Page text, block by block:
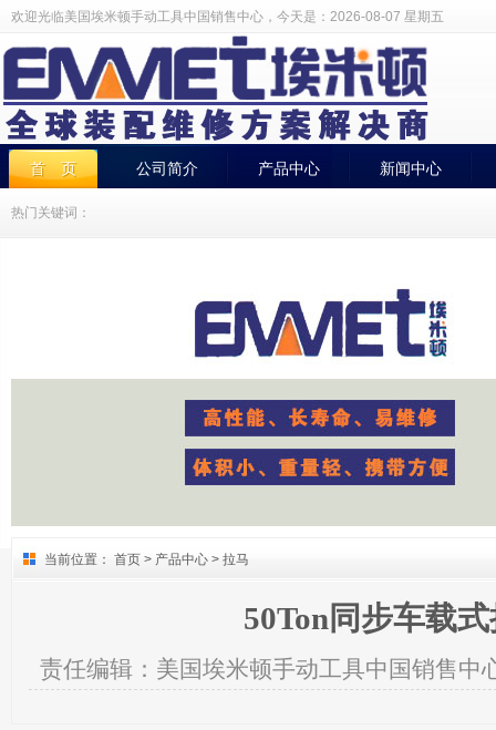
欢迎光临美国埃米顿手动工具中国销售中心，今天是： 2026-08-07 星期五
首 页 公司简介 产品中心 新闻中心
热门关键词：
当前位置： 首页 > 产品中心 > 拉马
50Ton同步车载
责任编辑： 美国埃米顿手动工具中国销售中